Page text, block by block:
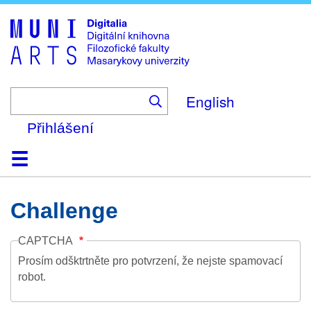
to
main
content
English
Přihlášení
DomůKolekce
Prohlížení
Vyhledávání
O platformě
Nápověda
KontaktDigitalia
Challenge
CAPTCHA
Prosím odšktrtněte pro potvrzení, že nejste spamovací
robot.